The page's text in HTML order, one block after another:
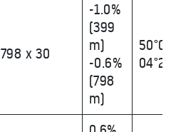
798 x 30
-1.0%
(399
m)
-0.6%
(798
m)